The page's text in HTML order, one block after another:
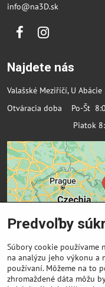
info@na3D.sk
FacebookInstagram
Najdete nás
Valašské Meziříčí, U
Otváracia doba Po-Št
Piatok 8:00-
Predvoľby
Súbory cookie používame
na analýzu jeho výkonu a
používaní. Môžeme na to
zhromaždené dáta môžu